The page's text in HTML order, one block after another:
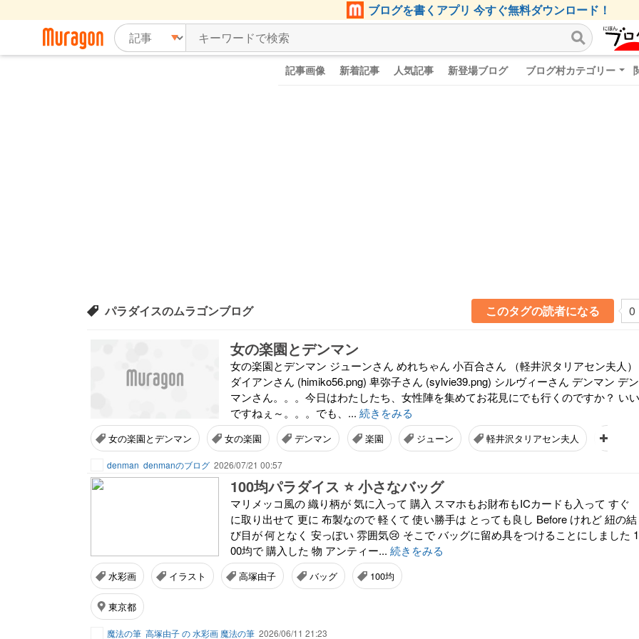
ブログを書くアプリ 今すぐ無料ダウンロード！
記事画像 新着記事 人気記事 新登場ブログ ブログ村カテゴリー
パラダイスのムラゴンブログ このタグの読者になる 0
女の楽園とデンマン
女の楽園とデンマン ジューンさん めれちゃん 小百合さん （軽井沢タリアセン夫人）
ダイアンさん (himiko56.png) 卑弥子さん (sylvie39.png) シルヴィーさん デンマン デン
マンさん。。。今日はわたしたち、女性陣を集めてお花見にでも行くのですか？ いい
ですねぇ～。。。でも、... 続きをみる
女の楽園とデンマン 女の楽園 デンマン 楽園 ジューン 軽井沢タリアセン夫人
denman denmanのブログ 2026/07/21 00:57
100均パラダイス ⭐️ 小さなバッグ
マリメッコ風の 織り柄が 気に入って 購入 スマホもお財布もICカードも入って すぐ
に取り出せて 更に 布製なので 軽くて 使い勝手は とっても良し Before けれど 紐の結
び目が 何となく 安っぽい 雰囲気😢 そこで バッグに留め具をつけることにしました 1
00均で 購入した 物 アンティー... 続きをみる
水彩画 イラスト 高塚由子 バッグ 100均
東京都
魔法の筆 高塚由子 の 水彩画 魔法の筆 2026/06/11 21:23